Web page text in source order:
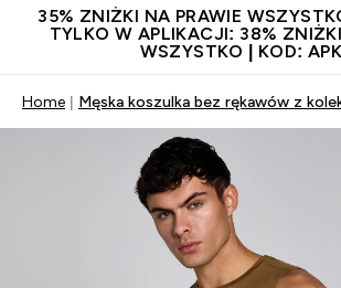
35% ZNIŻKI NA PRAWIE
TYLKO W APLIKACJI: 38%
WSZYSTKO | KOD:
Home Męska koszulka bez rękawów z